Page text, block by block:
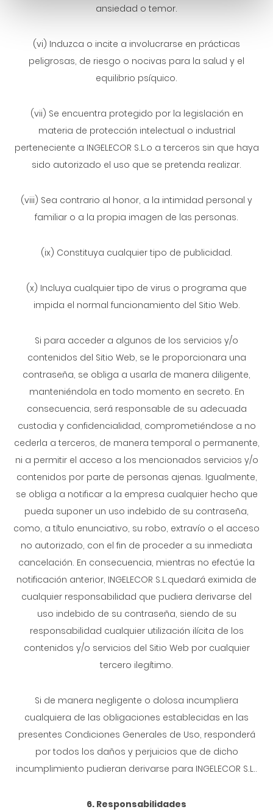
ansiedad o temor.
(vi) Induzca o incite a involucrarse en prácticas
peligrosas, de riesgo o nocivas para la salud y el
equilibrio psíquico.
(vii) Se encuentra protegido por la legislación en
materia de protección intelectual o industrial
perteneciente a INGELECOR S.L.o a terceros sin que haya
sido autorizado el uso que se pretenda realizar.
(viii) Sea contrario al honor, a la intimidad personal y
familiar o a la propia imagen de las personas.
(ix) Constituya cualquier tipo de publicidad.
(x) Incluya cualquier tipo de virus o programa que
impida el normal funcionamiento del Sitio Web.
Si para acceder a algunos de los servicios y/o
contenidos del Sitio Web, se le proporcionara una
contraseña, se obliga a usarla de manera diligente,
manteniéndola en todo momento en secreto. En
consecuencia, será responsable de su adecuada
custodia y confidencialidad, comprometiéndose a no
cederla a terceros, de manera temporal o permanente,
ni a permitir el acceso a los mencionados servicios y/o
contenidos por parte de personas ajenas. Igualmente,
se obliga a notificar a la empresa cualquier hecho que
pueda suponer un uso indebido de su contraseña,
como, a título enunciativo, su robo, extravío o el acceso
no autorizado, con el fin de proceder a su inmediata
cancelación. En consecuencia, mientras no efectúe la
notificación anterior, INGELECOR S.L.quedará eximida de
cualquier responsabilidad que pudiera derivarse del
uso indebido de su contraseña, siendo de su
responsabilidad cualquier utilización ilícita de los
contenidos y/o servicios del Sitio Web por cualquier
tercero ilegítimo.
Si de manera negligente o dolosa incumpliera
cualquiera de las obligaciones establecidas en las
presentes Condiciones Generales de Uso, responderá
por todos los daños y perjuicios que de dicho
incumplimiento pudieran derivarse para INGELECOR S.L..
6. Responsabilidades